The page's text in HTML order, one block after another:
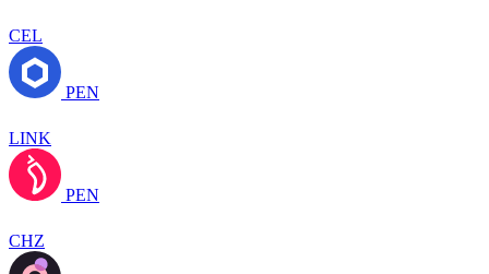
CEL
PEN
LINK
PEN
CHZ